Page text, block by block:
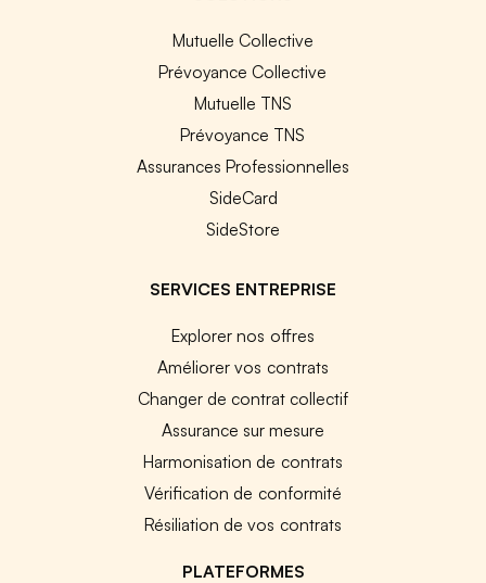
Mutuelle Collective
Prévoyance Collective
Mutuelle TNS
Prévoyance TNS
Assurances Professionnelles
SideCard
SideStore
SERVICES ENTREPRISE
Explorer nos offres
Améliorer vos contrats
Changer de contrat collectif
Assurance sur mesure
Harmonisation de contrats
Vérification de conformité
Résiliation de vos contrats
PLATEFORMES